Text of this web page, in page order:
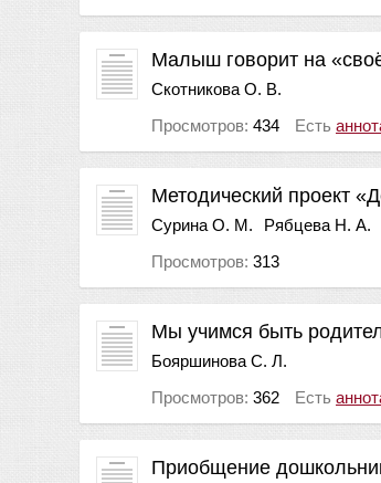
Малыш говорит на
Скотникова О. В.
Просмотров: 434 Есть
Методический проект
Сурина О. М.
Рябцева Н. А.
Просмотров: 313
Мы учимся быть
Бояршинова С. Л.
Просмотров: 362 Есть
Приобщение